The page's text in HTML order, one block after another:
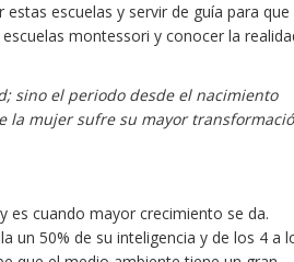
escuelas y servir de guía para que
montessori y conocer la
sino el periodo desde el nacimiento
la mujer sufre su mayor
es cuando mayor crecimiento se da.
un 50% de su inteligencia y de los 4 a